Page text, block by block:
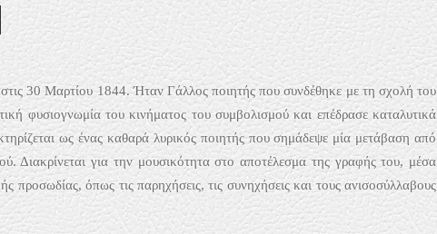
30 Μαρτίου 1844. Ήταν Γάλλος ποιητής που συνδέθηκε με τη σχολή του
φυσιογνωμία του κινήματος του συμβολισμού και επέδρασε καταλυτικά
ως ένας καθαρά λυρικός ποιητής που σημάδεψε μία μετάβαση από
Διακρίνεται για την μουσικότητα στο αποτέλεσμα της γραφής του, μέσα
προσωδίας, όπως τις παρηχήσεις, τις συνηχήσεις και τους ανισοσύλλαβους